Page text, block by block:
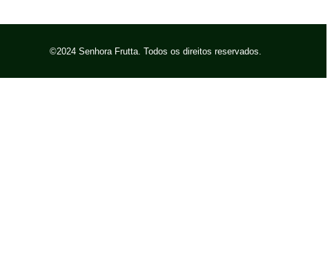
©2024 Senhora Frutta. Todos os direitos reservados.